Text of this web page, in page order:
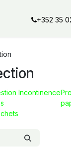
Our+352 35
Incontinence